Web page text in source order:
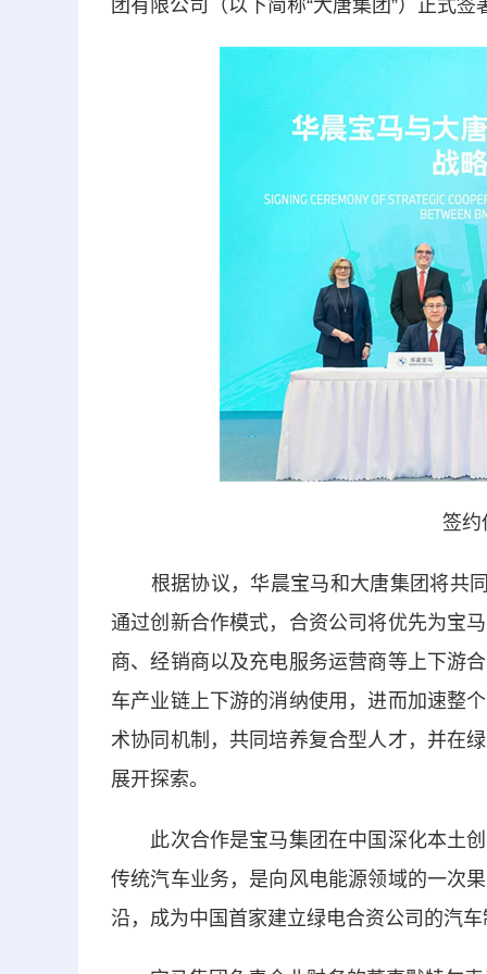
团有限公司（以下简称“大唐集团”）正式
签约
根据协议，华晨宝马和大唐集团将共同
通过创新合作模式，合资公司将优先为宝
商、经销商以及充电服务运营商等上下游
车产业链上下游的消纳使用，进而加速整
术协同机制，共同培养复合型人才，并在
展开探索。
此次合作是宝马集团在中国深化本土创
传统汽车业务，是向风电能源领域的一次
沿，成为中国首家建立绿电合资公司的汽